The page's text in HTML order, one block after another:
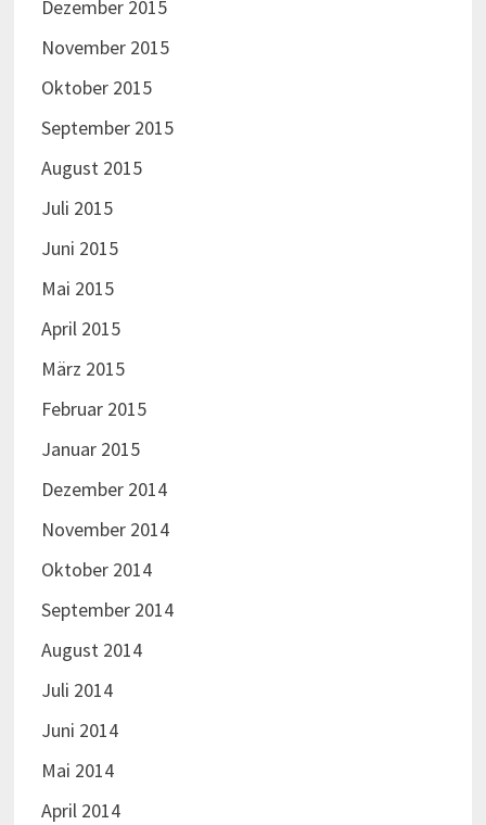
Dezember 2015
November 2015
Oktober 2015
September 2015
August 2015
Juli 2015
Juni 2015
Mai 2015
April 2015
März 2015
Februar 2015
Januar 2015
Dezember 2014
November 2014
Oktober 2014
September 2014
August 2014
Juli 2014
Juni 2014
Mai 2014
April 2014